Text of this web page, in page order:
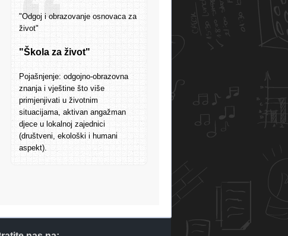
"Odgoj i obrazovanje osnovaca za
život"
"Škola za život"
Pojašnjenje: odgojno-obrazovna
znanja i vještine što više
primjenjivati u životnim
situacijama, aktivan angažman
djece u lokalnoj zajednici
(društveni, ekološki i humani
aspekt).